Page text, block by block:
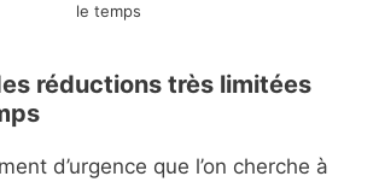
le temps
réductions très limitées
d’urgence que l’on cherche à